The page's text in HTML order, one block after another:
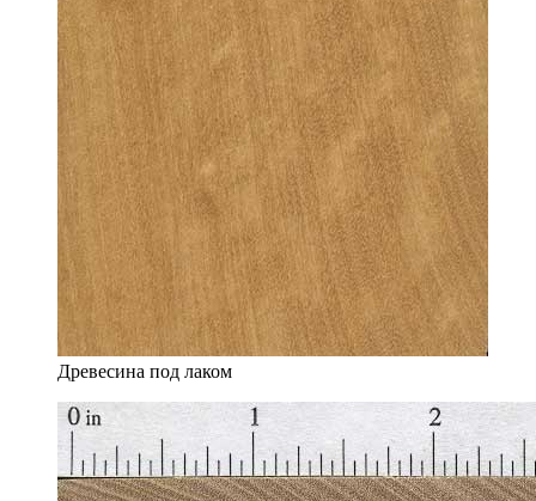
Древесина под лаком